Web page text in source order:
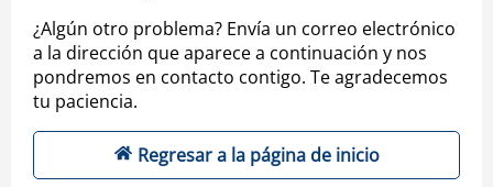
¿Algún otro problema? Envía un correo electrónico
a la dirección que aparece a continuación y nos
pondremos en contacto contigo. Te agradecemos
tu paciencia.
Regresar a la página de inicio